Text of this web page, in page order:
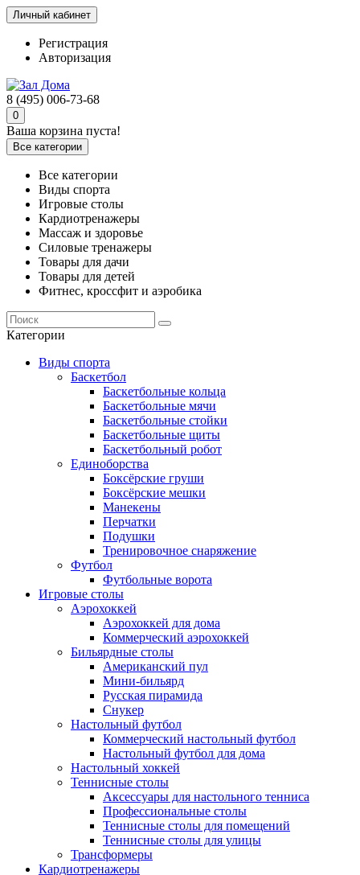
Личный кабинет
Регистрация
Авторизация
8 (495) 006-73-68
0
Ваша корзина пуста!
Все категории
Все категории
Виды спорта
Игровые столы
Кардиотренажеры
Массаж и здоровье
Силовые тренажеры
Товары для дачи
Товары для детей
Фитнес, кроссфит и аэробика
Категории
Виды спорта
Баскетбол
Баскетбольные кольца
Баскетбольные мячи
Баскетбольные стойки
Баскетбольные щиты
Баскетбольный робот
Единоборства
Боксёрские груши
Боксёрские мешки
Манекены
Перчатки
Подушки
Тренировочное снаряжение
Футбол
Футбольные ворота
Игровые столы
Аэрохоккей
Аэрохоккей для дома
Коммерческий аэрохоккей
Бильярдные столы
Американский пул
Мини-бильярд
Русская пирамида
Снукер
Настольный футбол
Коммерческий настольный футбол
Настольный футбол для дома
Настольный хоккей
Теннисные столы
Аксессуары для настольного тенниса
Профессиональные столы
Теннисные столы для помещений
Теннисные столы для улицы
Трансформеры
Кардиотренажеры